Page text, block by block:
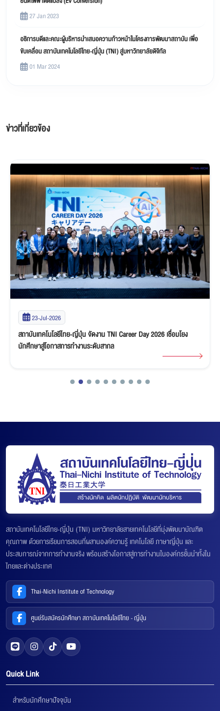
27 Jan 2023
อธิการบดีและคณะผู้บริหารนำเสนอความก้าวหน้าในโครงการพัฒนาสถาบัน เพื่อ
ขับเคลื่อน สถาบันเทคโนโลยีไทย-ญี่ปุ่น (TNI) สู่มหาวิทยาลัยดิจิทัล
01 Mar 2024
ข่าวที่เกี่ยวข้อง
23-Jul-2026
สถาบันเทคโนโลยีไทย-ญี่ปุ่น จัดงาน TNI Career Day 2026 เชื่อมโยง
นักศึกษาสู่โอกาสการทำงานระดับสากล
สถาบันเทคโนโลยีไทย-ญี่ปุ่น (TNI) มหาวิทยาลัยสายเทคโนโลยีที่มุ่งพัฒนาบัณฑิต
คุณภาพ ด้วยการเรียนการสอนที่ผสานองค์ความรู้ เทคโนโลยี ภาษาญี่ปุ่น และ
ประสบการณ์จากการทำงานจริง พร้อมสร้างโอกาสสู่การทำงานในองค์กรชั้นนำทั้งใน
ไทยและต่างประเทศ
Thai-Nichi Institute of Technology
ศูนย์รับสมัครนักศึกษา สถาบันเทคโนโลยีไทย - ญี่ปุ่น
Quick Link
สำหรับนักศึกษาปัจจุบัน